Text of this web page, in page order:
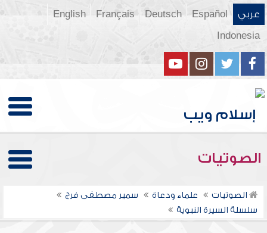
عربي Español
Deutsch
Français
English
Indonesia
الصوتيات
الصوتيات علماء ودعاة
سمير مصطفى فرج
سلسلة السيرة النبوية